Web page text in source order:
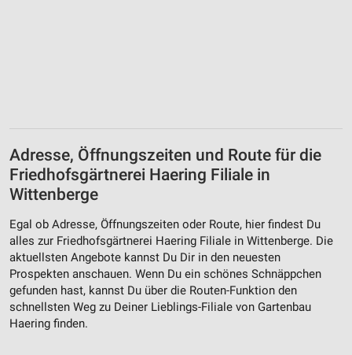
Adresse, Öffnungszeiten und Route für die
Friedhofsgärtnerei Haering Filiale in
Wittenberge
Egal ob Adresse, Öffnungszeiten oder Route, hier findest Du
alles zur Friedhofsgärtnerei Haering Filiale in Wittenberge. Die
aktuellsten Angebote kannst Du Dir in den neuesten
Prospekten anschauen. Wenn Du ein schönes Schnäppchen
gefunden hast, kannst Du über die Routen-Funktion den
schnellsten Weg zu Deiner Lieblings-Filiale von Gartenbau
Haering finden.
Messung der Werbeleistung
Messung der Performance von Inhalten
Analyse von Zielgruppen durch Statistiken oder
Kombinationen von Daten aus verschiedenen
Quellen
Entwicklung und Verbesserung der Angebote
Verwendung reduzierter Daten zur Auswahl von
Inhalten